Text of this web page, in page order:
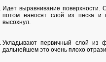
Идет выравнивание поверхности.
потом наносят слой из песка и
высохнул.
Укладывают первичный слой из
дальнейшем это очень плохо